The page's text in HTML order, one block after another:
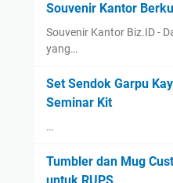
Souvenir Kantor
Souvenir Kantor Biz.ID -
yang…
Set Sendok Garpu
Seminar Kit
…
Tumbler dan Mug